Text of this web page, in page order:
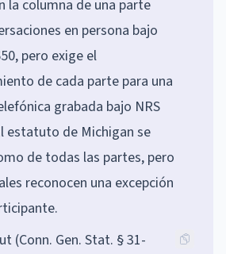
la columna de una parte
en persona bajo
pero exige el
de cada parte para una
grabada bajo NRS
estatuto de Michigan se
de todas las partes, pero
reconocen una excepción
(Conn. Gen. Stat. § 31-